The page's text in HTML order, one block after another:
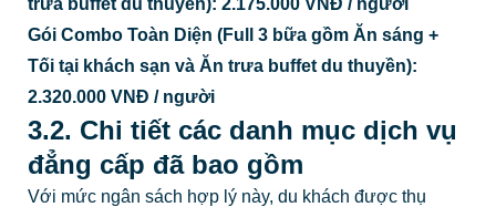
trưa buffet du thuyền): 2.175.000 VNĐ / người
Gói Combo Toàn Diện (Full 3 bữa gồm Ăn sáng +
Tối tại khách sạn và Ăn trưa buffet du thuyền):
2.320.000 VNĐ / người
3.2. Chi tiết các danh mục dịch vụ
đẳng cấp đã bao gồm
Với mức ngân sách hợp lý này, du khách được thụ